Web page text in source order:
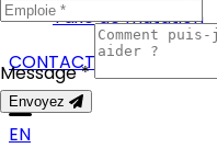
Taxe de mutation
CONTACT
EN
Message *
Envoyez